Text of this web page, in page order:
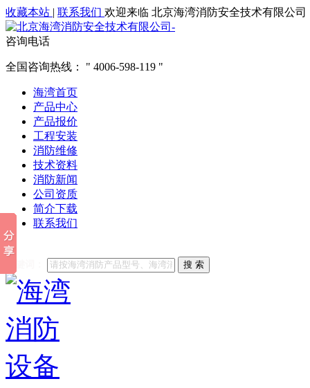
收藏本站 | 联系我们 欢迎来临 北京海湾消防安全技术有限公司
咨询电话
全国咨询热线： 4006-598-119
海湾首页
产品中心
产品报价
工程安装
消防维修
技术资料
消防新闻
公司资质
简介下载
联系我们
他们都在搜索:
搜 索